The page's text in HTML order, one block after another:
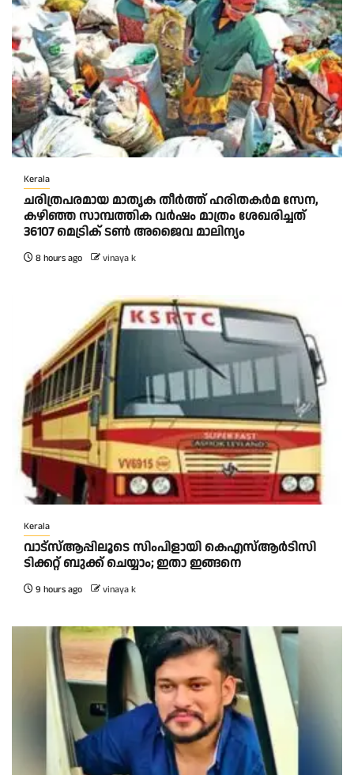
Kerala
ചരിത്രപരമായ മാതൃക തീര്‍ത്ത് ഹരിതകര്‍മ സേന,
കഴിഞ്ഞ സാമ്പത്തിക വര്‍ഷം മാത്രം ശേഖരിച്ചത്
36107 മെട്രിക് ടണ്‍ അജൈവ മാലിന്യം
8 hours ago vinaya k
Kerala
വാട്‌സ്ആപ്പിലൂടെ സിംപിളായി കെഎസ്ആര്‍ടിസി
ടിക്കറ്റ് ബുക്ക് ചെയ്യാം; ഇതാ ഇങ്ങനെ
9 hours ago vinaya k